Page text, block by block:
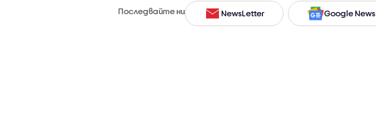
Последвайте ни NewsLetter Google News